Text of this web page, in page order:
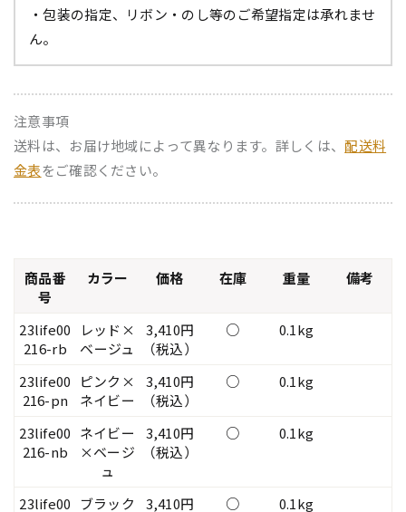
・包装の指定、リボン・のし等のご希望指定は承れませ
ん。
注意事項
送料は、お届け地域によって異なります。詳しくは、配送料
金表をご確認ください。
商品番
号
カラー 価格 在庫 重量 備考
23life00
216-rb
レッド×
ベージュ
3,410円
（税込）
○ 0.1kg
23life00
216-pn
ピンク×
ネイビー
3,410円
（税込）
○ 0.1kg
23life00
216-nb
ネイビー
×ベージ
ュ
3,410円
（税込）
○ 0.1kg
23life00
ブラック
3,410円
○ 0.1kg